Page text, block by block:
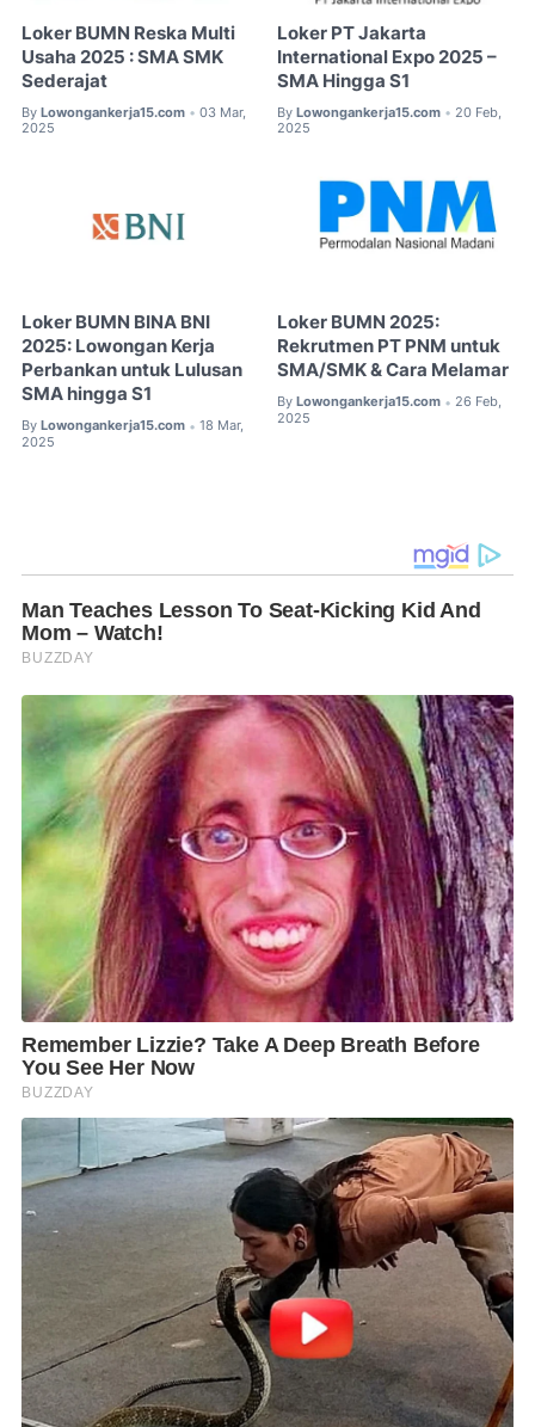
Loker BUMN Reska Multi
Usaha 2025 : SMA SMK
Sederajat
By Lowongankerja15.com • 03 Mar,
2025
Loker PT Jakarta
International Expo 2025 –
SMA Hingga S1
By Lowongankerja15.com • 20 Feb,
2025
Loker BUMN BINA BNI
2025: Lowongan Kerja
Perbankan untuk Lulusan
SMA hingga S1
By Lowongankerja15.com • 18 Mar,
2025
Loker BUMN 2025:
Rekrutmen PT PNM untuk
SMA/SMK & Cara Melamar
By Lowongankerja15.com • 26 Feb,
2025